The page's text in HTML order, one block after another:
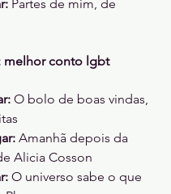
Partes de mim, de
melhor conto lgbt
O bolo de boas vindas,
Amanhã depois da
Alicia Cosson
O universo sabe o que